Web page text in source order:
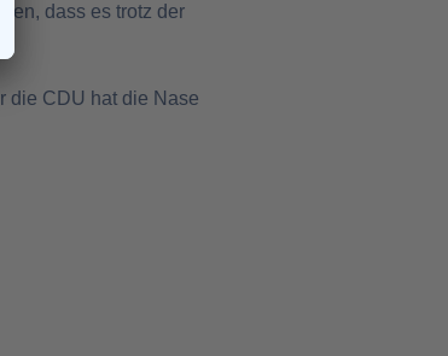
dass es trotz der
die CDU hat die Nase